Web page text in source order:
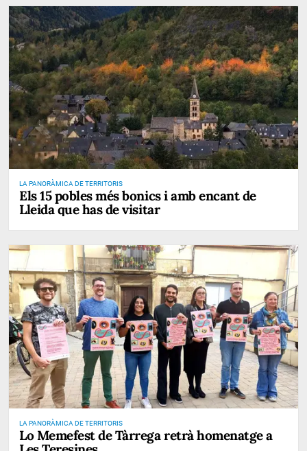
LA PANORÀMICA DE TERRITORIS
Els 15 pobles més bonics i amb encant de
Lleida que has de visitar
LA PANORÀMICA DE TERRITORIS
Lo Memefest de Tàrrega retrà homenatge a